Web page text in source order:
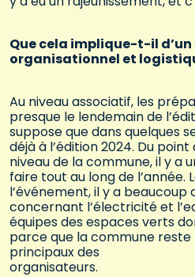
Que cela implique-t-il
organisationnel et
Au niveau associatif, les
presque le lendemain de
suppose que dans quelques
déjà à l’édition 2024. Du
niveau de la commune, il y a
faire tout au long de l’année.
l’événement, il y a beaucoup
concernant l’électricité et
équipes des espaces verts
parce que la commune reste
principaux des
organisateurs.